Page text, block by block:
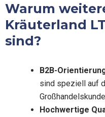
Warum
Kräuterland
sind?
B2B-
sind speziell auf
Hochwertige